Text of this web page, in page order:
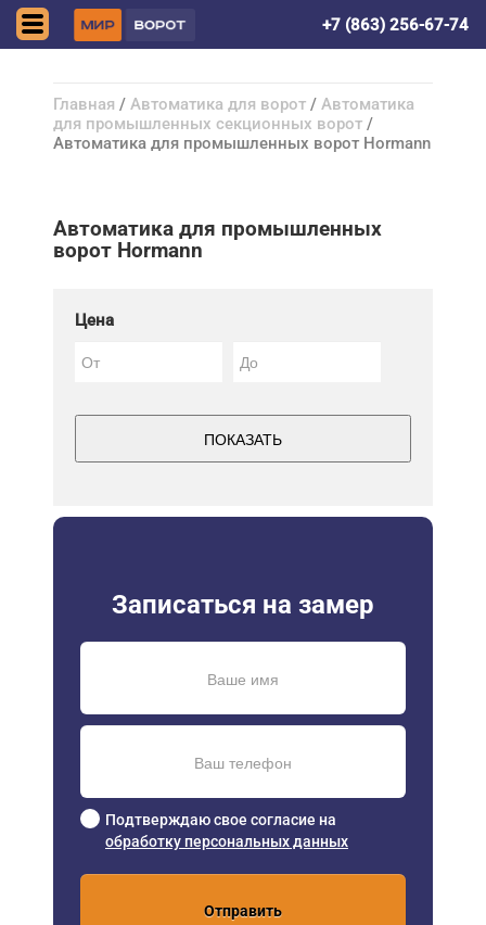
+7 (863) 256-67-74
Главная / Автоматика для ворот / Автоматика
для промышленных секционных ворот /
Автоматика для промышленных ворот Hormann
Автоматика для промышленных
ворот Hormann
Цена
ПОКАЗАТЬ
Записаться на замер
Подтверждаю свое согласие на
обработку персональных данных
Отправить